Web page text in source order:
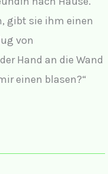
gibt sie ihm einen
von
Hand an die Wand
einen blasen?“